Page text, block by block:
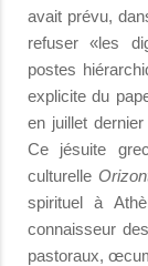
avait prévu,
refuser «les
postes
explicite du
en juillet
Ce jésuite
culturelle
spirituel à
connaisseur
pastoraux,